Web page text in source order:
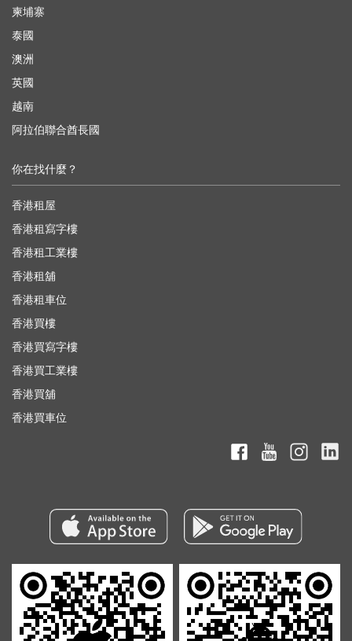
柬埔寨
泰國
澳洲
英國
越南
阿拉伯聯合酋長國
你在找什麼？
香港租屋
香港租寫字樓
香港租工業樓
香港租舖
香港租車位
香港買樓
香港買寫字樓
香港買工業樓
香港買舖
香港買車位